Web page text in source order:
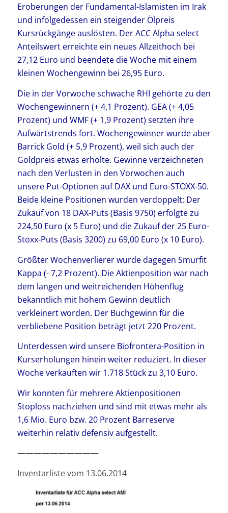
Eroberungen der Fundamental-Islamisten im Irak
und infolgedessen ein steigender Ölpreis
Kursrückgänge auslösten. Der ACC Alpha select
Anteilswert erreichte ein neues Allzeithoch bei
27,12 Euro und beendete die Woche mit einem
kleinen Wochengewinn bei 26,95 Euro.
Die in der Vorwoche schwache RHI gehörte zu den
Wochengewinnern (+ 4,1 Prozent). GEA (+ 4,05
Prozent) und WMF (+ 1,9 Prozent) setzten ihre
Aufwärtstrends fort. Wochengewinner wurde aber
Barrick Gold (+ 5,9 Prozent), weil sich auch der
Goldpreis etwas erholte. Gewinne verzeichneten
nach den Verlusten in den Vorwochen auch
unsere Put-Optionen auf DAX und Euro-STOXX-50.
Beide kleine Positionen wurden verdoppelt: Der
Zukauf von 18 DAX-Puts (Basis 9750) erfolgte zu
224,50 Euro (x 5 Euro) und die Zukauf der 25 Euro-
Stoxx-Puts (Basis 3200) zu 69,00 Euro (x 10 Euro).
Größter Wochenverlierer wurde dagegen Smurfit
Kappa (- 7,2 Prozent). Die Aktienposition war nach
dem langen und weitreichenden Höhenflug
bekanntlich mit hohem Gewinn deutlich
verkleinert worden. Der Buchgewinn für die
verbliebene Position beträgt jetzt 220 Prozent.
Unterdessen wird unsere Biofrontera-Position in
Kurserholungen hinein weiter reduziert. In dieser
Woche verkauften wir 1.718 Stück zu 3,10 Euro.
Wir konnten für mehrere Aktienpositionen
Stoploss nachziehen und sind mit etwas mehr als
1,6 Mio. Euro bzw. 20 Prozent Barreserve
weiterhin relativ defensiv aufgestellt.
——————————
Inventarliste vom 13.06.2014